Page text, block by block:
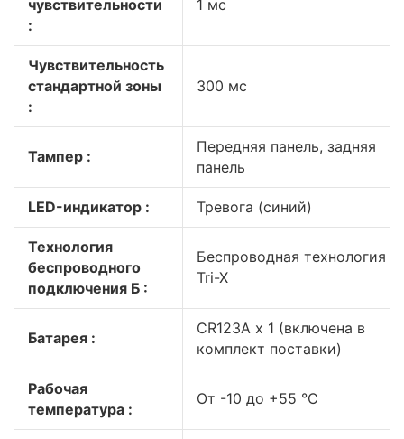
чувствительности
:
1 мс
Чувствительность
стандартной зоны
:
300 мс
Тампер :
Передняя панель, задняя
панель
LED-индикатор : Тревога (синий)
Технология
беспроводного
подключения Б :
Беспроводная технология
Tri-X
Батарея :
CR123A x 1 (включена в
комплект поставки)
Рабочая
температура :
От -10 до +55 °C